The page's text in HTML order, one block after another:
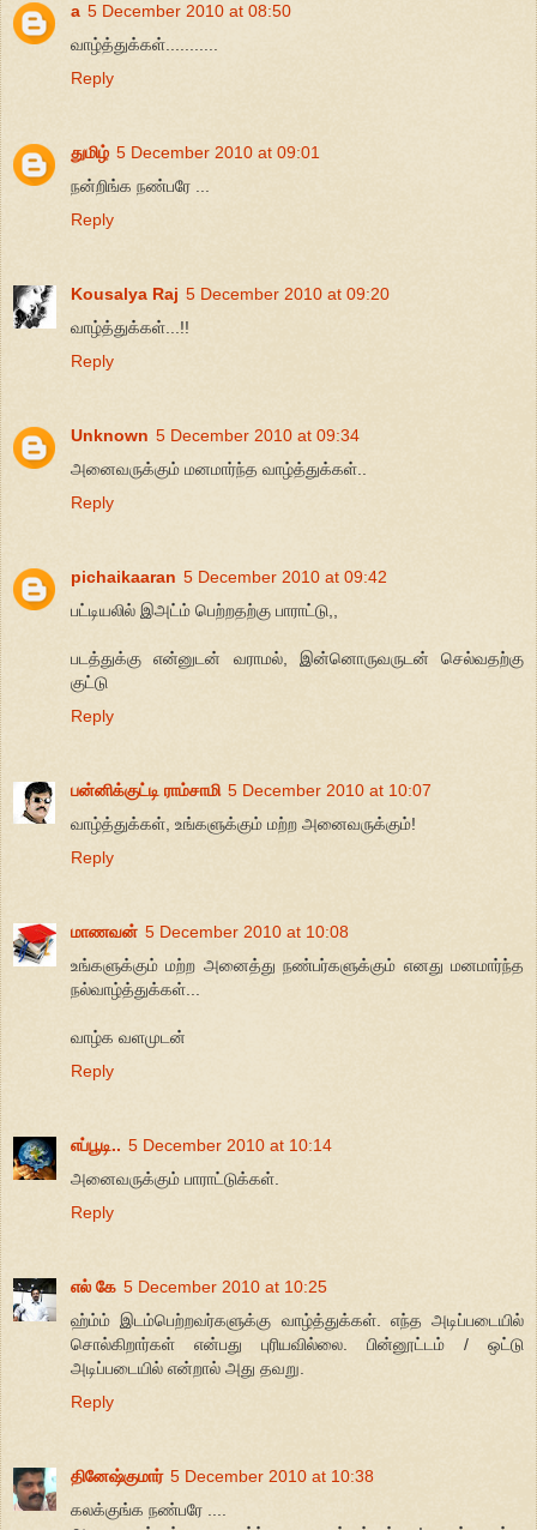
a 5 December 2010 at 08:50
வாழ்த்துக்கள்...........
Reply
துமிழ் 5 December 2010 at 09:01
நன்றிங்க நண்பரே ...
Reply
Kousalya Raj 5 December 2010 at 09:20
வாழ்த்துக்கள்...!!
Reply
Unknown 5 December 2010 at 09:34
அனைவருக்கும் மனமார்ந்த வாழ்த்துக்கள்..
Reply
pichaikaaran 5 December 2010 at 09:42
பட்டியலில் இஅட்ம் பெற்றதற்கு பாராட்டு,,
படத்துக்கு என்னுடன் வராமல், இன்னொருவருடன் செல்வதற்கு
குட்டு
Reply
பன்னிக்குட்டி ராம்சாமி 5 December 2010 at 10:07
வாழ்த்துக்கள், உங்களுக்கும் மற்ற அனைவருக்கும்!
Reply
மாணவன் 5 December 2010 at 10:08
உங்களுக்கும் மற்ற அனைத்து நண்பர்களுக்கும் எனது மனமார்ந்த
நல்வாழ்த்துக்கள்...
வாழ்க வளமுடன்
Reply
எப்பூடி.. 5 December 2010 at 10:14
அனைவருக்கும் பாராட்டுக்கள்.
Reply
எல் கே 5 December 2010 at 10:25
ஹ்ம்ம் இடம்பெற்றவர்களுக்கு வாழ்த்துக்கள். எந்த அடிப்படையில்
சொல்கிறார்கள் என்பது புரியவில்லை. பின்னூட்டம் / ஒட்டு
அடிப்படையில் என்றால் அது தவறு.
Reply
தினேஷ்குமார் 5 December 2010 at 10:38
கலக்குங்க நண்பரே ....